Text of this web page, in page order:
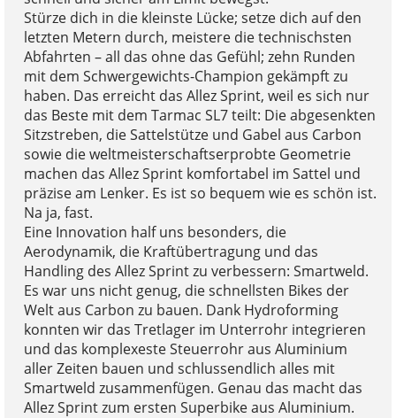
Stürze dich in die kleinste Lücke; setze dich auf den
letzten Metern durch, meistere die technischsten
Abfahrten – all das ohne das Gefühl; zehn Runden
mit dem Schwergewichts-Champion gekämpft zu
haben. Das erreicht das Allez Sprint, weil es sich nur
das Beste mit dem Tarmac SL7 teilt: Die abgesenkten
Sitzstreben, die Sattelstütze und Gabel aus Carbon
sowie die weltmeisterschaftserprobte Geometrie
machen das Allez Sprint komfortabel im Sattel und
präzise am Lenker. Es ist so bequem wie es schön ist.
Na ja, fast.
Eine Innovation half uns besonders, die
Aerodynamik, die Kraftübertragung und das
Handling des Allez Sprint zu verbessern: Smartweld.
Es war uns nicht genug, die schnellsten Bikes der
Welt aus Carbon zu bauen. Dank Hydroforming
konnten wir das Tretlager im Unterrohr integrieren
und das komplexeste Steuerrohr aus Aluminium
aller Zeiten bauen und schlussendlich alles mit
Smartweld zusammenfügen. Genau das macht das
Allez Sprint zum ersten Superbike aus Aluminium.